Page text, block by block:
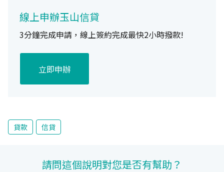
線上申辦玉山信貸
3分鐘完成申請，線上簽約完成最快2小時撥款!
立即申辦
貸款 信貸
請問這個說明對您是否有幫助？